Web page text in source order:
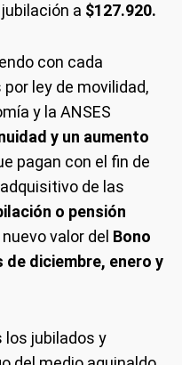
a $127.920.
con cada
ley de movilidad,
y la ANSES
y un aumento
pagan con el fin de
de las
o pensión
valor del Bono
diciembre, enero y
los jubilados y